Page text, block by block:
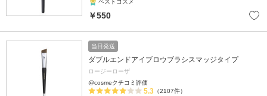
ベストコスメ
￥550
当日発送
ダブルエンドアイブロウブラシスマッジタイプ
ロージーローザ
@cosmeクチコミ評価
5.3 （2107件）